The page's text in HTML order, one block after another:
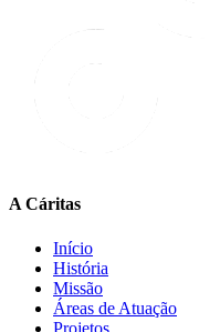
A Cáritas
Início
História
Missão
Áreas de Atuação
Projetos